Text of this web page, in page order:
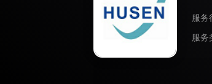
服务
服务